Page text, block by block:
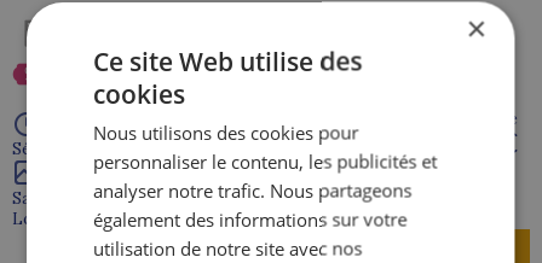
Approche et contact de l'animal, parc animalier, visite de
Nantes
Séjour de 7 jour(s)
Saint-Philbert-de-Grand-Lieu
Loire atlantique - 44
À partir de
1 345 €
×
Ce site Web utilise des
cookies
Nous utilisons des cookies pour
personnaliser le contenu, les publicités et
analyser notre trafic. Nous partageons
également des informations sur votre
utilisation de notre site avec nos